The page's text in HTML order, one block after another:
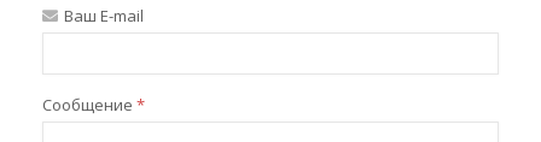
Ваш E-mail
Сообщение *